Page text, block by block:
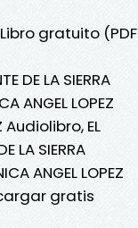
Libro gratuito (PDF
DE LA SIERRA
ANGEL LOPEZ
Audiolibro, EL
LA SIERRA
ANGEL LOPEZ
gratis